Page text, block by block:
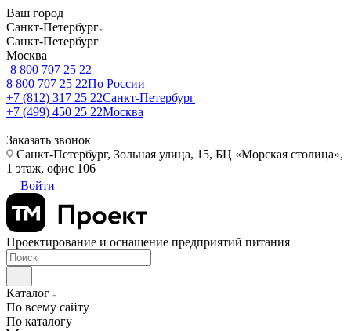
Ваш город
Санкт-Петербург
Санкт-Петербург
Москва
8 800 707 25 22
8 800 707 25 22По России
+7 (812) 317 25 22Санкт-Петербург
+7 (499) 450 25 22Москва
Заказать звонок
Санкт-Петербург, Зольная улица, 15, БЦ «Морская столица»,
1 этаж, офис 106
Войти
Проектирование и оснащение предприятий питания
Каталог
По всему сайту
По каталогу